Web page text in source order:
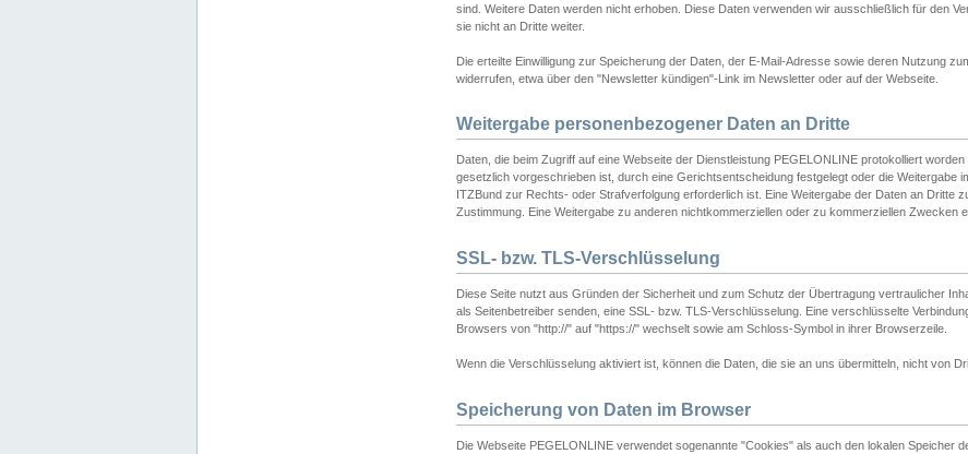
sind. Weitere Daten werden nicht erhoben. Diese Daten verwenden wir ausschließlich für den
sie nicht an Dritte weiter.
Die erteilte Einwilligung zur Speicherung der Daten, der E-Mail-Adresse sowie deren Nutzung
widerrufen, etwa über den "Newsletter kündigen"-Link im Newsletter oder auf der Webseite.
Weitergabe personenbezogener Daten an Dritte
Daten, die beim Zugriff auf eine Webseite der Dienstleistung PEGELONLINE protokolliert
gesetzlich vorgeschrieben ist, durch eine Gerichtsentscheidung festgelegt oder die Weitergabe
ITZBund zur Rechts- oder Strafverfolgung erforderlich ist. Eine Weitergabe der Daten an Dritte
Zustimmung. Eine Weitergabe zu anderen nichtkommerziellen oder zu kommerziellen Zwecken
SSL- bzw. TLS-Verschlüsselung
Diese Seite nutzt aus Gründen der Sicherheit und zum Schutz der Übertragung vertraulicher
als Seitenbetreiber senden, eine SSL- bzw. TLS-Verschlüsselung. Eine verschlüsselte
Browsers von "http://" auf "https://" wechselt sowie am Schloss-Symbol in ihrer Browserzeile.
Wenn die Verschlüsselung aktiviert ist, können die Daten, die sie an uns übermitteln, nicht von
Speicherung von Daten im Browser
Die Webseite PEGELONLINE verwendet sogenannte "Cookies" als auch den lokalen Speicher